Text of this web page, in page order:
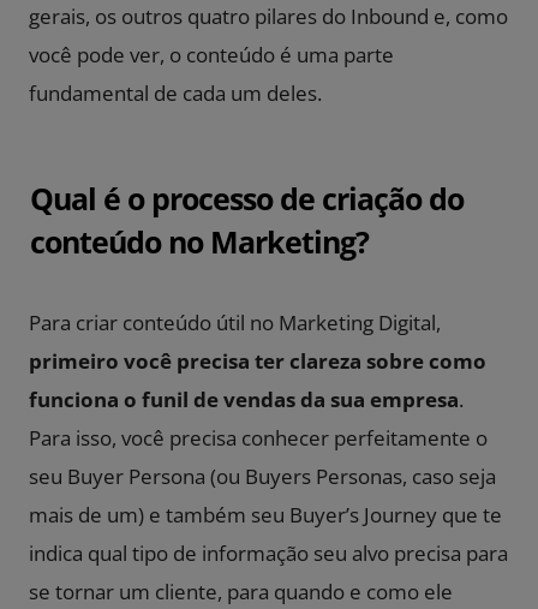
gerais, os outros quatro pilares do Inbound e, como
você pode ver, o conteúdo é uma parte
fundamental de cada um deles.
Qual é o processo de criação do
conteúdo no Marketing?
Para criar conteúdo útil no Marketing Digital,
primeiro você precisa ter clareza sobre como
funciona o funil de vendas da sua empresa.
Para isso, você precisa conhecer perfeitamente o
seu Buyer Persona (ou Buyers Personas, caso seja
mais de um) e também seu Buyer’s Journey que te
indica qual tipo de informação seu alvo precisa para
se tornar um cliente, para quando e como ele